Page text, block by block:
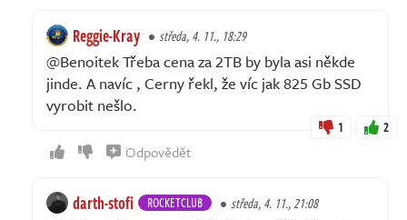
Reggie-Kray středa, 4. 11., 18:29
@Benoitek Třeba cena za 2TB by byla asi někde
jinde. A navíc , Cerny řekl, že víc jak 825 Gb SSD
vyrobit nešlo.
1 2
Odpovědět
darth-stofi ROCKETCLUB středa, 4. 11., 21:08